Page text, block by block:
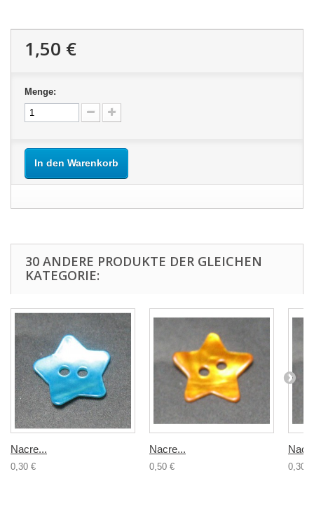
1,50 €
Menge:
In den Warenkorb
30 ANDERE PRODUKTE DER GLEICHEN
KATEGORIE:
Nacre...
0,30 €
Nacre...
0,50 € 0,30 €